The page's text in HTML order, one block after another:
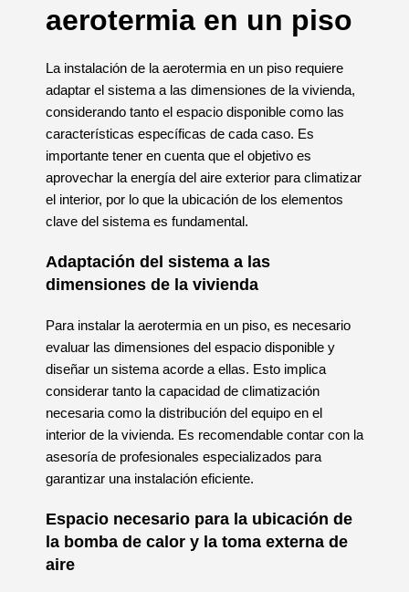
aerotermia en un piso
La instalación de la aerotermia en un piso requiere
adaptar el sistema a las dimensiones de la vivienda,
considerando tanto el espacio disponible como las
características específicas de cada caso. Es
importante tener en cuenta que el objetivo es
aprovechar la energía del aire exterior para climatizar
el interior, por lo que la ubicación de los elementos
clave del sistema es fundamental.
Adaptación del sistema a las
dimensiones de la vivienda
Para instalar la aerotermia en un piso, es necesario
evaluar las dimensiones del espacio disponible y
diseñar un sistema acorde a ellas. Esto implica
considerar tanto la capacidad de climatización
necesaria como la distribución del equipo en el
interior de la vivienda. Es recomendable contar con la
asesoría de profesionales especializados para
garantizar una instalación eficiente.
Espacio necesario para la ubicación de
la bomba de calor y la toma externa de
aire